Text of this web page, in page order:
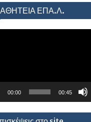
ΕΠΑ.Λ.
00:00 00:45